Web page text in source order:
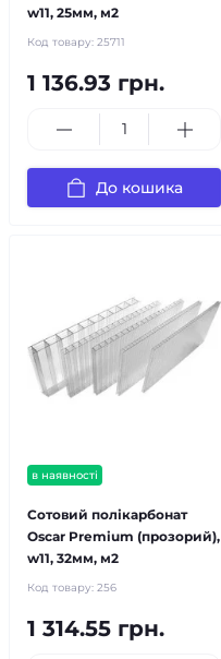
w11, 25мм, м2
Код товару: 25711
1 136.93 грн.
До кошика
в наявності
Сотовий полікарбонат
Oscar Premium (прозорий),
w11, 32мм, м2
Код товару: 256
1 314.55 грн.